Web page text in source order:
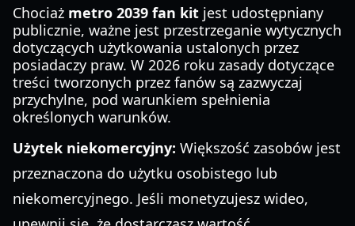
Chociaż metro 2039 fan kit jest udostępniany
publicznie, ważne jest przestrzeganie wytycznych
dotyczących użytkowania ustalonych przez
posiadaczy praw. W 2026 roku zasady dotyczące
treści tworzonych przez fanów są zazwyczaj
przychylne, pod warunkiem spełnienia
określonych warunków.
Użytek niekomercyjny: Większość zasobów jest
przeznaczona do użytku osobistego lub
niekomercyjnego. Jeśli monetyzujesz wideo,